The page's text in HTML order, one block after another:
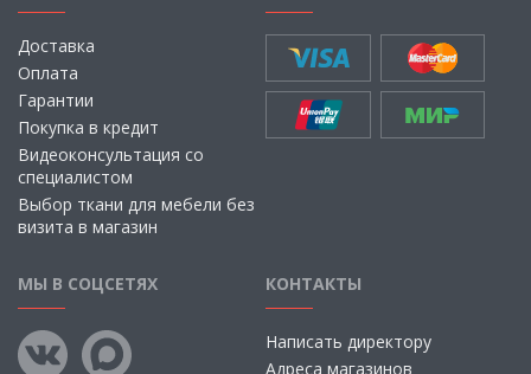
Доставка
Оплата
Гарантии
Покупка в кредит
Видеоконсультация со
специалистом
Выбор ткани для мебели без
визита в магазин
МЫ В СОЦСЕТЯХ КОНТАКТЫ
Написать директору
Адреса магазинов